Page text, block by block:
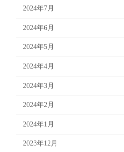
2024年7月
2024年6月
2024年5月
2024年4月
2024年3月
2024年2月
2024年1月
2023年12月